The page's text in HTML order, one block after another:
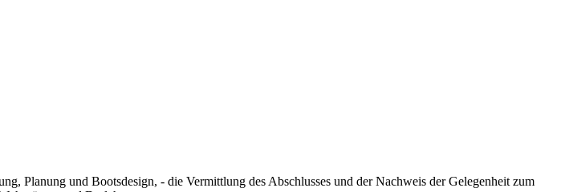
Planung und Bootsdesign, - die Vermittlung des Abschlusses und der Nachweis der Gelegenheit zum